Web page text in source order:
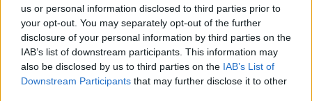
us or personal information disclosed to third parties prior to
your opt-out. You may separately opt-out of the further
disclosure of your personal information by third parties on the
IAB’s list of downstream participants. This information may
also be disclosed by us to third parties on the IAB’s List of
Downstream Participants that may further disclose it to other